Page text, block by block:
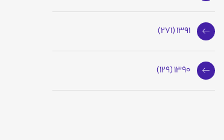
1391 (271)
1390 (129)